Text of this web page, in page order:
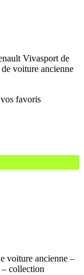
Vivasport de
voiture ancienne
voiture ancienne –
– collection